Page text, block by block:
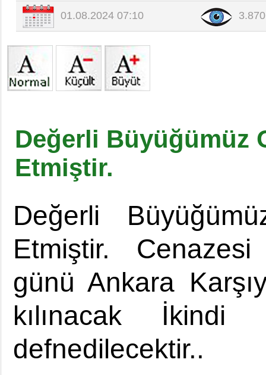
01.08.2024 07:10
Değerli Büyüğümüz
Etmiştir.
Değerli
Etmiştir.
günü Ankara
kılınacak İkindi
defnedilecektir..